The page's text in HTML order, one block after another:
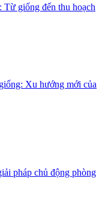
Từ giống đến thu hoạch
Xu hướng mới của
pháp chủ động phòng